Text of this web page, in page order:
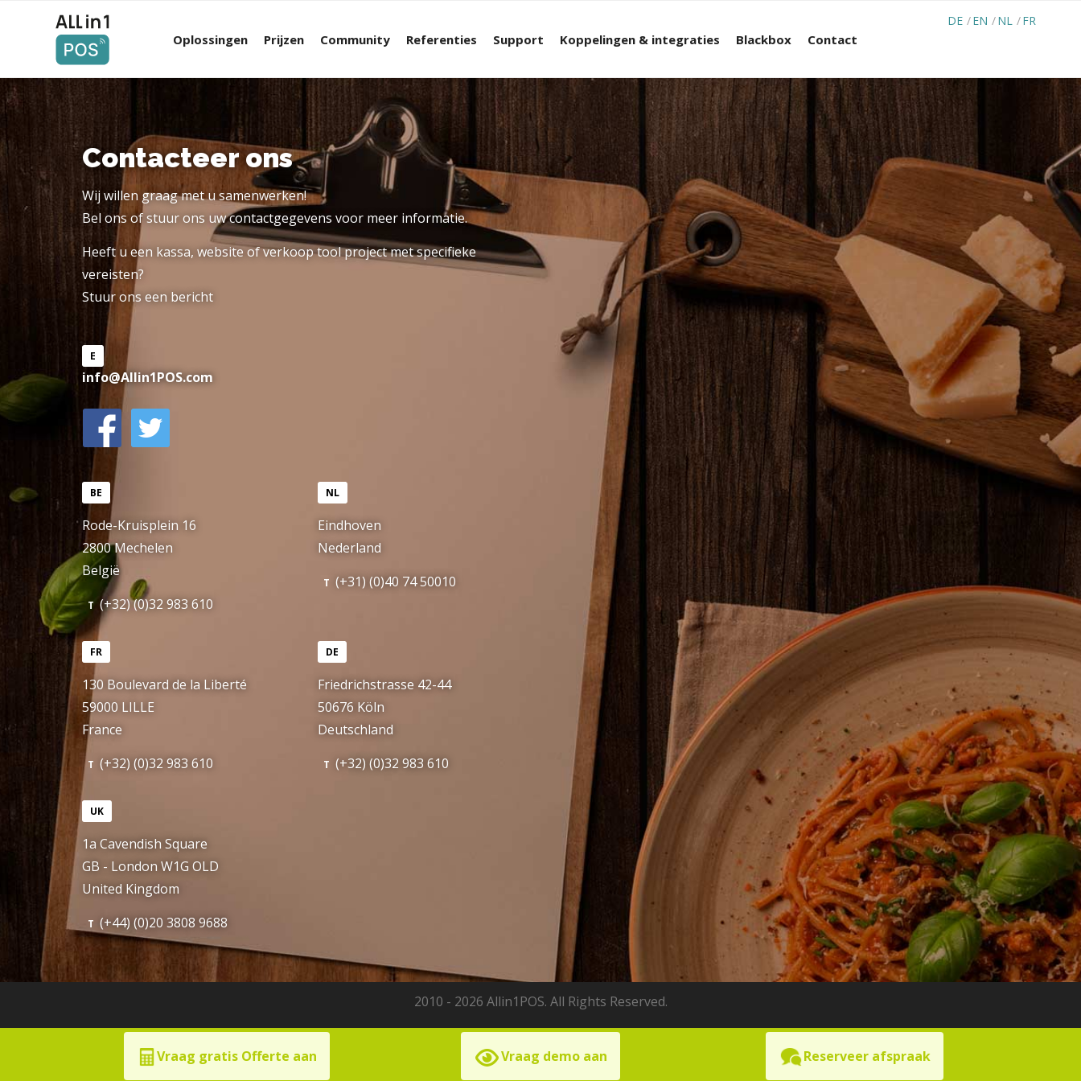
Oplossingen Prijzen Community Referenties Support Koppelingen & integraties Blackbox Contact
DE EN NL FR
Contacteer ons
Wij willen graag met u samenwerken!
Bel ons of stuur ons uw contactgegevens voor meer informatie.
Heeft u een kassa, website of verkoop tool project met specifieke
vereisten?
Stuur ons een bericht
E
info@Allin1POS.com
BE
Rode-Kruisplein 16
2800 Mechelen
België
T (+32) (0)32 983 610
NL
Eindhoven
Nederland
T (+31) (0)40 74 50010
FR
130 Boulevard de la Liberté
59000 LILLE
France
T (+32) (0)32 983 610
DE
Friedrichstrasse 42-44
50676 Köln
Deutschland
T (+32) (0)32 983 610
UK
1a Cavendish Square
GB - London W1G OLD
United Kingdom
T (+44) (0)20 3808 9688
Vraag gratis Offerte aan Vraag demo aan Reserveer afspraak
2010 - 2026 Allin1POS. All Rights Reserved.